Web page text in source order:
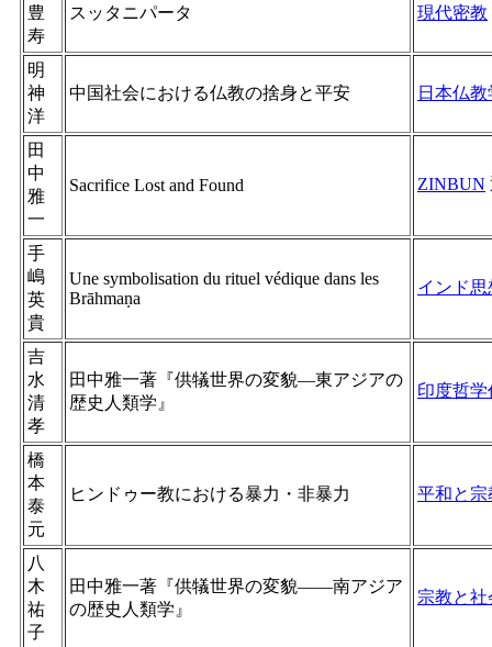
豊
寿
スッタニパータ 現代密教
明
神
洋
中国社会における仏教の捨身と平安 日本仏
田
中
雅
一
Sacrifice Lost and Found ZINBUN
手
嶋
英
貴
Une symbolisation du rituel védique dans les
Brāhmaṇa
インド
吉
水
清
孝
田中雅一著『供犠世界の変貌―東アジアの
歴史人類学』
印度哲
橋
本
泰
元
ヒンドゥー教における暴力・非暴力 平和と宗
八
木
祐
子
田中雅一著『供犠世界の変貌――南アジア
の歴史人類学』
宗教と社